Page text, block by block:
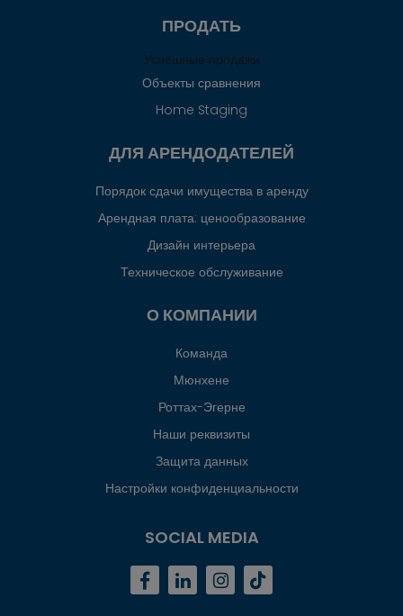
ПРОДАТЬ
Успешные продажи
Объекты сравнения
Home Staging
ДЛЯ АРЕНДОДАТЕЛЕЙ
Порядок сдачи имущества в аренду
Арендная плата: ценообразование
Дизайн интерьера
Техническое обслуживание
О КОМПАНИИ
Команда
Мюнхене
Роттах-Эгерне
Наши реквизиты
Защита данных
Настройки конфиденциальности
SOCIAL MEDIA